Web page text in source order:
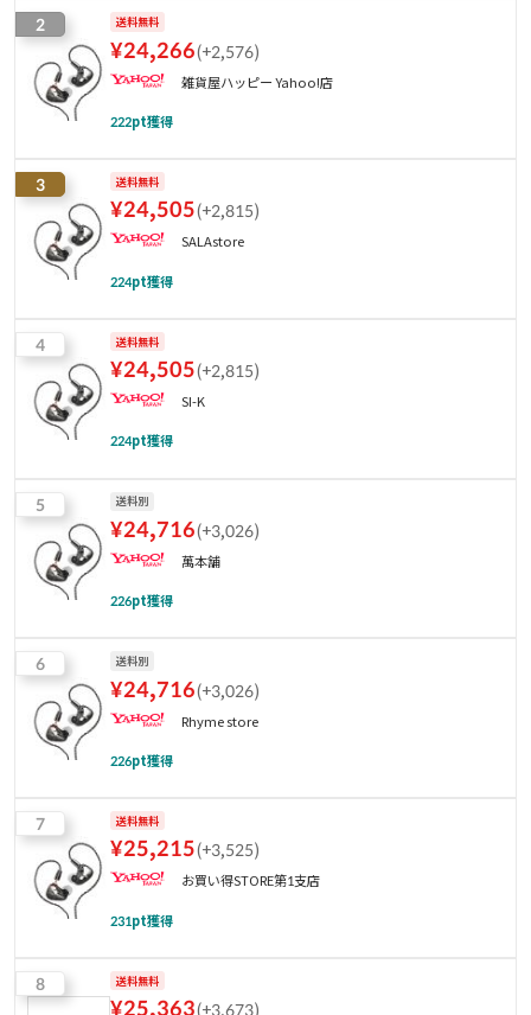
2 送料無料
¥24,266(+2,576)
雑貨屋ハッピー Yahoo!店
222pt獲得
3 送料無料
¥24,505(+2,815)
SALAstore
224pt獲得
4 送料無料
¥24,505(+2,815)
SI-K
224pt獲得
5 送料別
¥24,716(+3,026)
萬本舗
226pt獲得
6 送料別
¥24,716(+3,026)
Rhyme store
226pt獲得
7 送料無料
¥25,215(+3,525)
お買い得STORE第1支店
231pt獲得
8 送料無料
¥25,363(+3,673)